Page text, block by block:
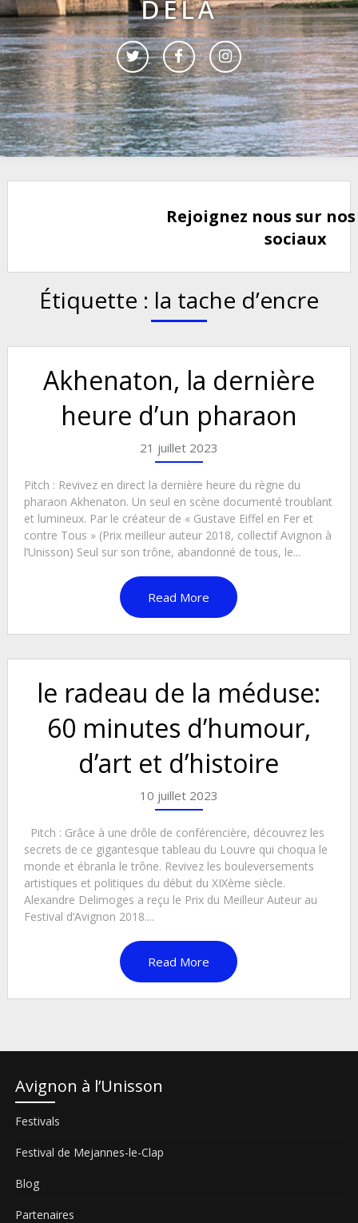
DELÀ
Rejoignez nous sur
sociaux
Étiquette : la tache d’encre
Akhenaton, la dernière
heure d’un pharaon
21 juillet 2023
Pitch : Revivez en direct la dernière heure du règne du
pharaon Akhenaton. Un seul en scène documenté troublant
et lumineux. Par le créateur de « Gustave Eiffel en Fer et
contre Tous » (Prix meilleur auteur 2018, collectif Avignon à
l’Unisson) Seul sur son trône, abandonné de tous, le...
Read More
le radeau de la méduse:
60 minutes d’humour,
d’art et d’histoire
10 juillet 2023
Pitch : Grâce à une drôle de conférencière, découvrez les
secrets de ce gigantesque tableau du Louvre qui choqua le
monde et ébranla le trône. Revivez les bouleversements
artistiques et politiques du début du XIXème siècle.
Alexandre Delimoges a reçu le Prix du Meilleur Auteur au
Festival d’Avignon 2018....
Read More
Avignon à l’Unisson
Festivals
Festival de Mejannes-le-Clap
Blog
Partenaires